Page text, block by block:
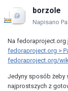
borzole
Napisano
Na fedoraproject.org
fedoraproject.org >
fedoraproject.org/
Jedyny sposób żeby
najprostszych z